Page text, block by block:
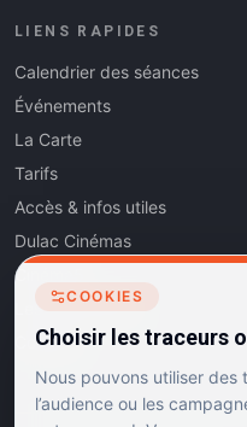
LIENS RAPIDES
Calendrier des séances
Événements
La Carte
Tarifs
Accès & infos utiles
Dulac Cinémas
Cinéma5
Les Dits de l'Art
Contact
COOKIES
Choisir les traceurs
Nous pouvons utiliser des
l’audience ou les